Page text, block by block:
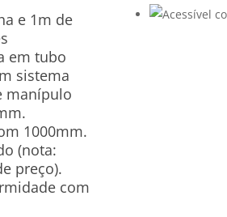
e 1m de
em tubo
sistema
manípulo
1000mm.
(nota:
preço).
com